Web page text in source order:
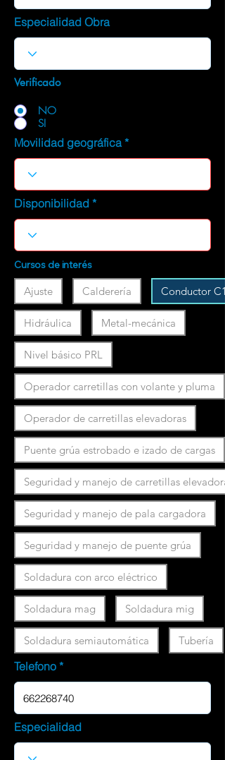
Especialidad Obra
Verificado
NO
SI
Movilidad geográfica
Disponibilidad
Cursos de interés
Ajuste Calderería Conductor C1
Hidráulica Metal-mecánica
Nivel básico PRL
Operador carretillas con volante y pluma
Operador de carretillas elevadoras
Puente grúa estrobado e izado de cargas
Seguridad y manejo de carretillas
Seguridad y manejo de pala cargadora
Seguridad y manejo de puente grúa
Soldadura con arco eléctrico
Soldadura mag Soldadura mig
Soldadura semiautomática Tubería
Telefono
Especialidad